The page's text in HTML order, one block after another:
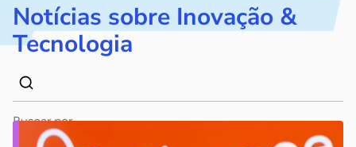
Notícias sobre Inovação &
Tecnologia
para
busca
chave